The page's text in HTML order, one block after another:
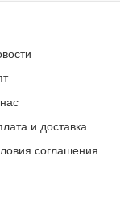
и доставка
соглашения